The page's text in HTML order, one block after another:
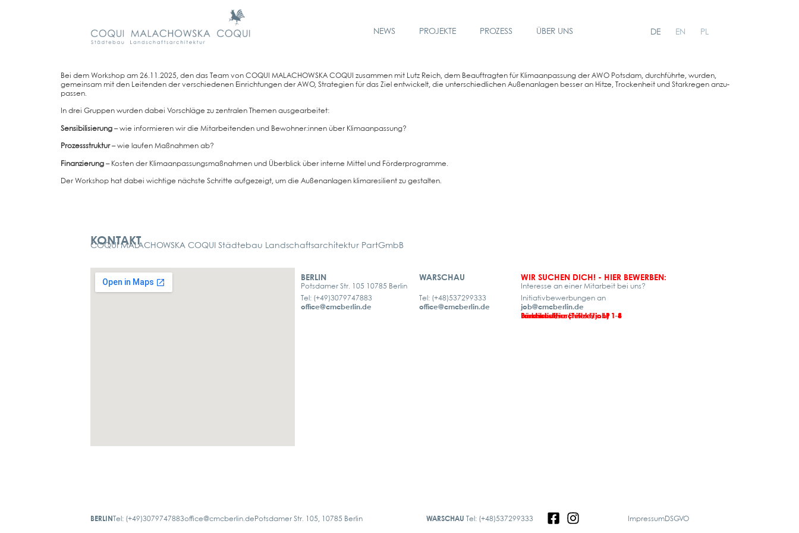
NEWS PROJEKTE PROZESS ÜBER UNS DE EN PL
Bei dem Work­shop am 26.11.2025, den das Team von COQUI MALACHOWS­KA COQUI zusam­men mit Lutz Reich, dem Beauf­trag­ten für Kli­ma­an­pas­sung der AWO Pots­dam, durch­führ­te, wur­den,
gemein­sam mit den Lei­ten­den der ver­schie­de­nen Ein­rich­tun­gen der AWO, Stra­te­gien für das Ziel ent­wi­ckelt, die unter­schied­li­chen Außen­an­la­gen bes­ser an Hit­ze, Tro­cken­heit und Stark­re­gen anzu­
pas­sen.
In drei Grup­pen wur­den dabei Vor­schlä­ge zu zen­tra­len The­men aus­ge­ar­bei­tet:
Sen­si­bi­li­sie­rung – wie infor­mie­ren wir die Mit­ar­bei­ten­den und Bewohner:innen über Kli­ma­an­pas­sung?
Pro­zess­struk­tur– wie lau­fen Maß­nah­men ab?
Finan­zie­rung – Kos­ten der Kli­ma­an­pas­sungs­maß­nah­men und Über­blick über inter­ne Mit­tel und För­der­pro­gram­me.
Der Work­shop hat dabei wich­ti­ge nächs­te Schrit­te auf­ge­zeigt, um die Außen­an­la­gen kli­ma­re­si­li­ent zu gestal­ten.
KONTAKT
COQUI MALACHOWSKA COQUI Städtebau Landschaftsarchitektur PartGmbB
BERLIN
Potsdamer Str. 105 10785 Berlin
Tel: (+49)3079747883
office@cmcberlin.de
WARSCHAU
Tel: (+48)537299333
office@cmcberlin.de
WIR SUCHEN DICH! - HIER BEWERBEN:
Interesse an einer Mitarbeit bei uns?
Initiativbewerbungen an
job@cmcberlin.de
Büroassistenz (Teilzeitjob)
Landschaftsarchitekt/in LP 1-4
Landschaftsarchitekt/in LP 1-8
Praktikant/in
BERLIN Tel: (+49)3079747883office@cmcberlin.de Potsdamer Str. 105, 10785 Berlin WARSCHAU Tel: (+48)537299333 ImpressumDSGVO